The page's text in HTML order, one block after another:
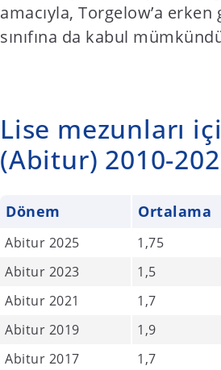
amacıyla, Torgelow’a
sınıfına da kabul
Lise mezunları
(Abitur) 2010-
Dönem Ortalama
Abitur 2025 1,75
Abitur 2023
1,5
Abitur 2021
1,7
Abitur 2019
1,9
Abitur 2017
1,7